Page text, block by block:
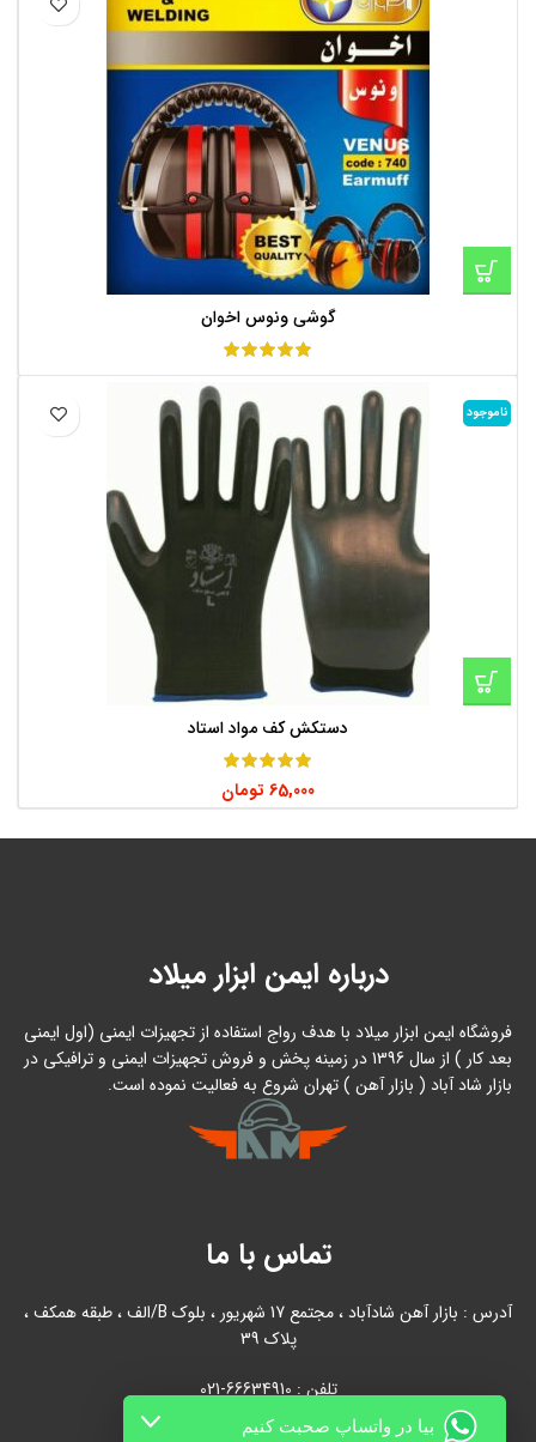
گوشی ونوس اخوان
ناموجود
دستکش کف مواد استاد
65,000 تومان
درباره ایمن ابزار میلاد
فروشگاه ایمن ابزار میلاد با هدف رواج استفاده از تجهیزات ایمنی (اول ایمنی
بعد کار ) از سال 1396 در زمینه پخش و فروش تجهیزات ایمنی و ترافیکی در
بازار شاد آباد ( بازار آهن ) تهران شروع به فعالیت نموده است.
تماس با ما
آدرس : بازار آهن شادآباد ، مجتمع 17 شهریور ، بلوک B/الف ، طبقه همکف ،
پلاک 39
تلفن : 66634910-021
بیا در واتساپ صحبت کنیم